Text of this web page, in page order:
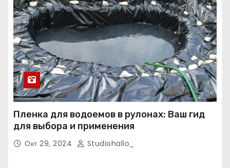
Пленка для водоемов в рулонах: Ваш гид
для выбора и применения
Окт 29, 2024 Studiohallo_